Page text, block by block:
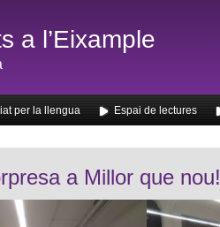
a l’Eixample
per la llengua Espai de lectures
a Millor que nou!